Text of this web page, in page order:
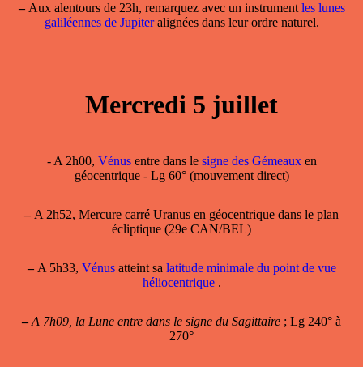
–Aux alentours de 23h, remarquez avec un instrumentles lunes
galiléennes de Jupiteralignées dans leur ordre naturel.
Mercredi 5 juillet
- A 2h00, Vénusentre dans le signe des Gémeauxen
géocentrique - Lg 60° (mouvement direct)
–A 2h52, Mercure carré Uranus en géocentrique dans le plan
écliptique (29e CAN/BEL)
–A 5h33, Vénusatteint sa latitude minimale du point de vue
héliocentrique .
– A 7h09, la Lune entre dans le signe du Sagittaire ; Lg 240° à
270°